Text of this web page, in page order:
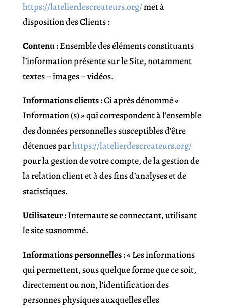
https://latelierdescreateurs.org/met à
disposition des Clients :
Contenu :Ensemble des éléments constituants
l’information présente sur le Site, notamment
textes – images – vidéos.
Informations clients :Ci après dénommé «
Information (s) » qui correspondent à l’ensemble
des données personnelles susceptibles d’être
détenues parhttps://latelierdescreateurs.org/
pour la gestion de votre compte, de la gestion de
la relation client et à des fins d’analyses et de
statistiques.
Utilisateur :Internaute se connectant, utilisant
le site susnommé.
Informations personnelles :« Les informations
qui permettent, sous quelque forme que ce soit,
directement ou non, l’identification des
personnes physiques auxquelles elles